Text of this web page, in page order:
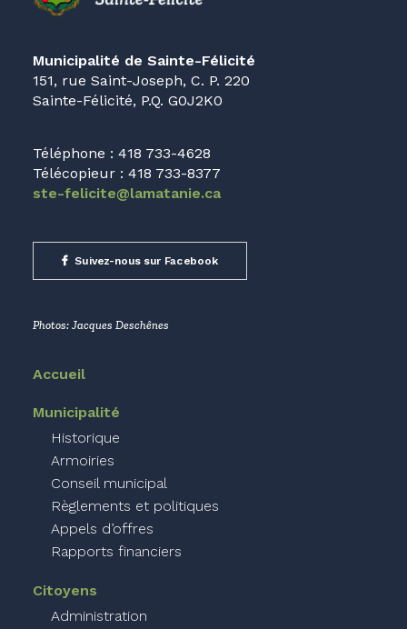
Municipalité de Sainte-Félicité
151, rue Saint-Joseph, C. P. 220
Sainte-Félicité, P.Q. G0J2K0
Téléphone : 418 733-4628
Télécopieur : 418 733-8377
ste-felicite@lamatanie.ca
Suivez-nous sur Facebook
Photos: Jacques Deschênes
Accueil
Municipalité
Historique
Armoiries
Conseil municipal
Règlements et politiques
Appels d’offres
Rapports financiers
Citoyens
Administration